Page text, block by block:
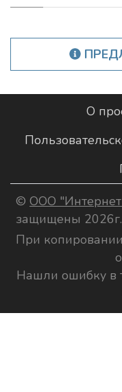
О
© ООО
защищены 2026г.
При
Нашли ошибку в